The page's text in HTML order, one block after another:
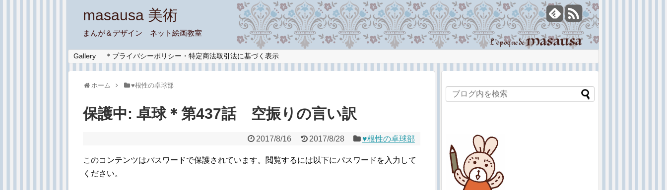
masausa 美術
まんが＆デザイン ネット絵画教室
Gallery ＊プライバシーポリシー・特定商法取引法に基づく表示
ホーム ♥︎根性の卓球部
保護中: 卓球＊第437話 空振りの言い訳
2017/8/16 2017/8/28 ♥︎根性の卓球部
このコンテンツはパスワードで保護されています。閲覧するには以下にパスワードを入力して
ください。